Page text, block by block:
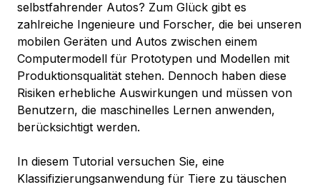
selbstfahrender Autos? Zum Glück gibt es
zahlreiche Ingenieure und Forscher, die bei unseren
mobilen Geräten und Autos zwischen einem
Computermodell für Prototypen und Modellen mit
Produktionsqualität stehen. Dennoch haben diese
Risiken erhebliche Auswirkungen und müssen von
Benutzern, die maschinelles Lernen anwenden,
berücksichtigt werden.
In diesem Tutorial versuchen Sie, eine
Klassifizierungsanwendung für Tiere zu täuschen